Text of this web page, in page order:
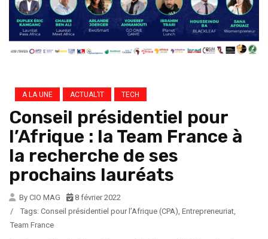
A LA UNE ACTUAL’IT TECH
Conseil présidentiel pour
l’Afrique : la Team France à
la recherche de ses
prochains lauréats
By CIO MAG
8 février 2022
/
Tags: Conseil présidentiel pour l’Afrique (CPA), Entrepreneuriat,
Team France